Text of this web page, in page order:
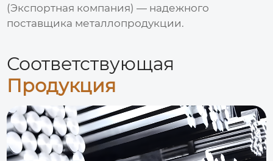
(Экспортная компания) — надежного
поставщика металлопродукции.
Соответствующая
Продукция